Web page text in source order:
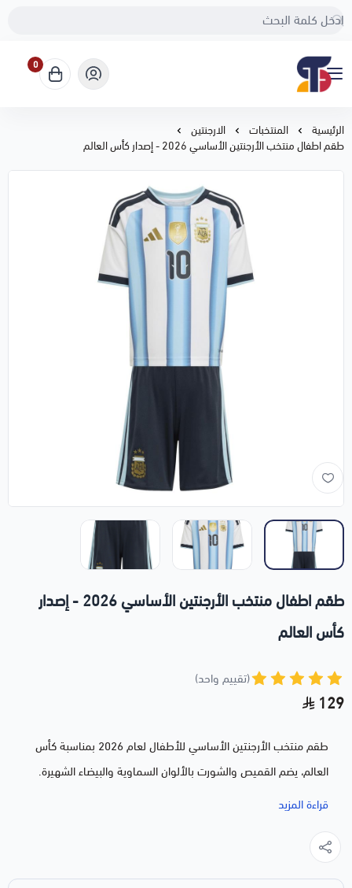
Sport Touch
0
الرئيسية المنتخبات
الارجنتين
طقم اطفال منتخب الأرجنتين الأساسي 2026 - إصدار كأس العالم
طقم اطفال منتخب الأرجنتين الأساسي 2026 - إصدار
كأس العالم
(تقييم واحد)
129
طقم منتخب الأرجنتين الأساسي للأطفال لعام 2026 بمناسبة كأس
العالم، يضم القميص والشورت بالألوان السماوية والبيضاء الشهيرة.
مصنوع من خامة قطنية ناعمة وآمنة على بشرة الأطفال، بقصة مريحة
وهدية مثالية لكل طفل يشجّع بطل العالم خلال البطولة.
قراءة المزيد